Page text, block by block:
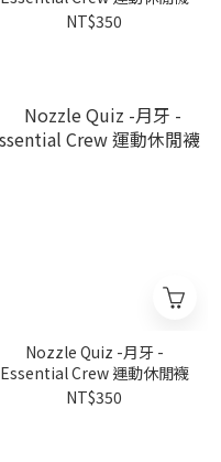
NT$350
Nozzle Quiz -月牙 -
Essential Crew 運動休閒襪
NT$350